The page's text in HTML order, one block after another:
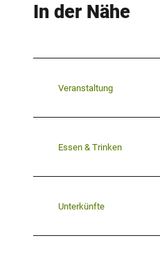
In der Nähe
Veranstaltung
Essen & Trinken
Unterkünfte